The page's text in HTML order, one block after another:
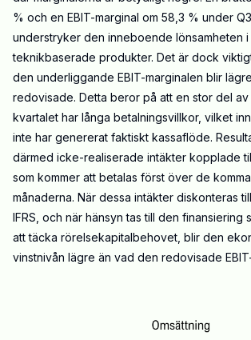
% och en EBIT-marginal om 58,3 % under
understryker den inneboende lönsamheten
teknikbaserade produkter. Det är dock
den underliggande EBIT-marginalen blir
redovisade. Detta beror på att en stor del av
kvartalet har långa betalningsvillkor, vilket
inte har genererat faktiskt kassaflöde.
därmed icke-realiserade intäkter kopplade
som kommer att betalas först över de
månaderna. När dessa intäkter diskonteras
IFRS, och när hänsyn tas till den finansiering
att täcka rörelsekapitalbehovet, blir den
vinstnivån lägre än vad den redovisade